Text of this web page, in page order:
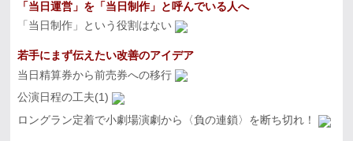
「当日運営」を「当日制作」と呼んでいる人へ
「当日制作」という役割はない
若手にまず伝えたい改善のアイデア
当日精算券から前売券への移行
公演日程の工夫(1)
ロングラン定着で小劇場演劇から〈負の連鎖〉を断ち切れ！